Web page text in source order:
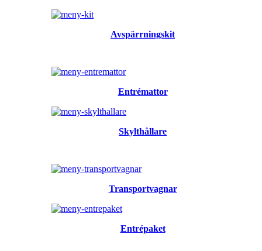
Avspärrningskit
Entrémattor
Skylthållare
Transportvagnar
Entrépaket